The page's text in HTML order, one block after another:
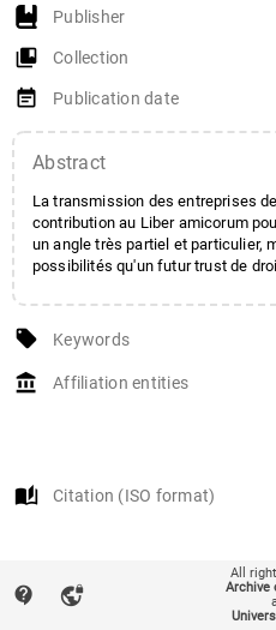
Publisher
collections_bookmark Collection
event_note Publication date
Abstract
La transmission des entreprises
contribution au Liber amicorum
un angle très partiel et particulier,
possibilités qu'un futur trust de
local_offer Keywords
account_balance Affiliation entities
auto_stories Citation (ISO format)
contact_support vpn_lock
All
Archive